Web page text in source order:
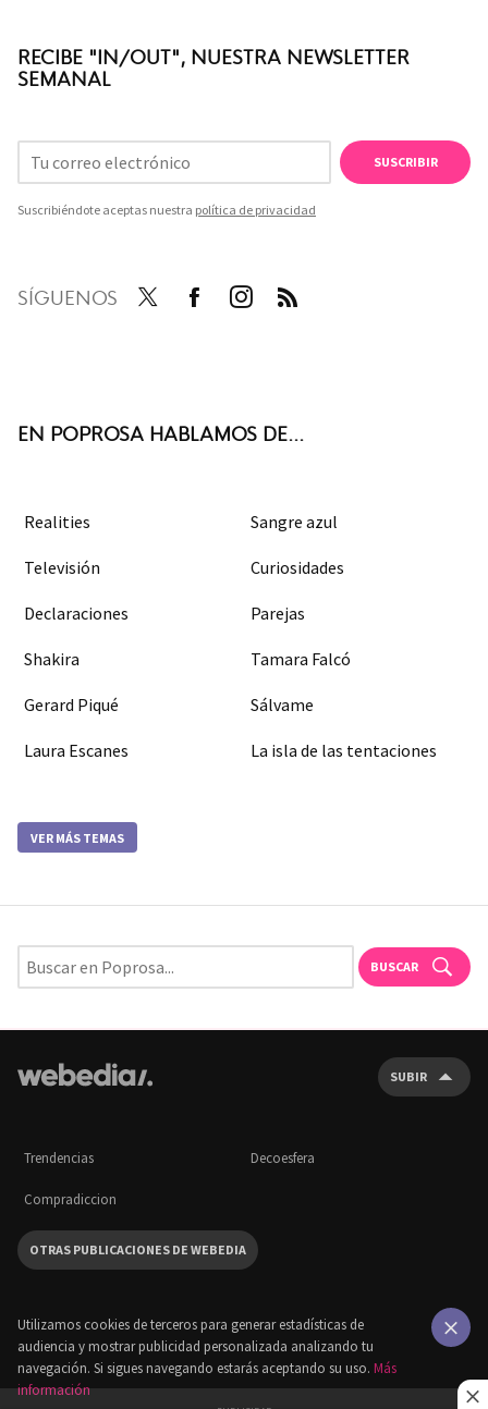
RECIBE "IN/OUT", NUESTRA NEWSLETTER
SEMANAL
SUSCRIBIR
Suscribiéndote aceptas nuestra política de privacidad
SÍGUENOS
EN POPROSA HABLAMOS DE...
Realities Sangre azul
Televisión Curiosidades
Declaraciones Parejas
Shakira Tamara Falcó
Gerard Piqué Sálvame
Laura Escanes La isla de las tentaciones
VER MÁS TEMAS
BUSCAR
SUBIR
Trendencias Decoesfera
Compradiccion
OTRAS PUBLICACIONES DE WEBEDIA
Utilizamos cookies de terceros para generar estadísticas de
audiencia y mostrar publicidad personalizada analizando tu
navegación. Si sigues navegando estarás aceptando su uso. Más
información